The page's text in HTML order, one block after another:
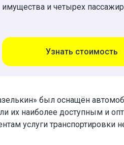
имущества и четырех
Узнать стоимость
был оснащён
их наиболее доступным и
услуги транспортировки